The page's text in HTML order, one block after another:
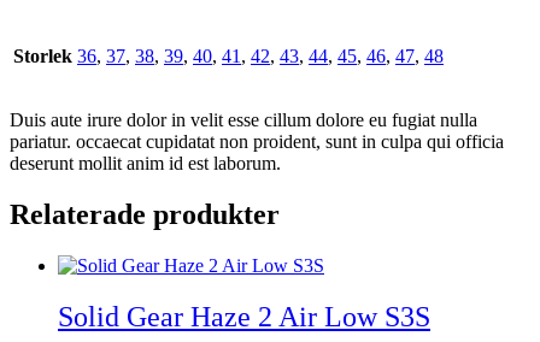
Storlek 36, 37, 38, 39, 40, 41 , 42, 43, 44, 45, 46, 47, 48
Duis aute irure dolor in velit esse cillum dolore eu fugiat nulla
pariatur. occaecat cupidatat non proident, sunt in culpa qui officia
deserunt mollit anim id est laborum.
Relaterade produkter
Solid Gear Haze 2 Air Low S3S